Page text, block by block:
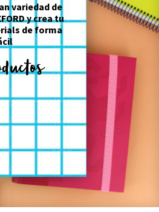
variedad de
y crea tu
de forma